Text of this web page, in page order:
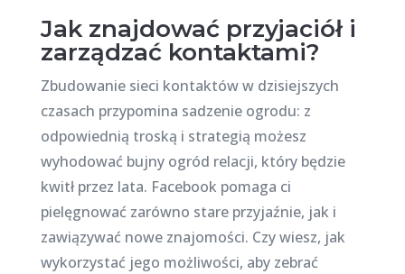
Jak znajdować przyjaciół i
zarządzać kontaktami?
Zbudowanie sieci kontaktów w dzisiejszych
czasach przypomina sadzenie ogrodu: z
odpowiednią troską i strategią możesz
wyhodować bujny ogród relacji, który będzie
kwitł przez lata. Facebook pomaga ci
pielęgnować zarówno stare przyjaźnie, jak i
zawiązywać nowe znajomości. Czy wiesz, jak
wykorzystać jego możliwości, aby zebrać